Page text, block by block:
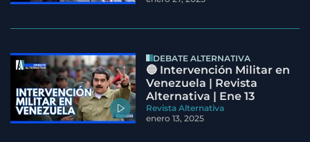
DEBATE ALTERNATIVA
🔵 Intervención Militar en
Venezuela | Revista
Alternativa | Ene 13
Revista Alternativa
enero 13, 2025